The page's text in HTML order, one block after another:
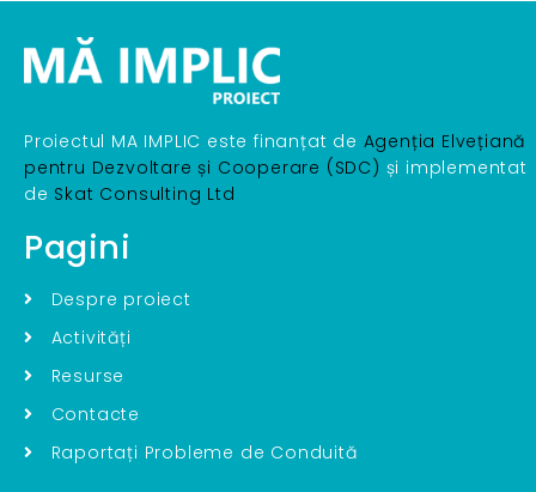
Proiectul MA IMPLIC este finanțat de Agenția Elvețiană
pentru Dezvoltare și Cooperare (SDC) și implementat
de Skat Consulting Ltd
Pagini
Despre proiect
Activități
Resurse
Contacte
Raportați Probleme de Conduită